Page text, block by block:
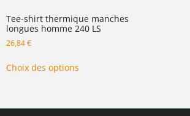
Tee-shirt thermique manches
longues homme 240 LS
26,84€
Choix des options